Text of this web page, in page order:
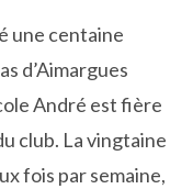
une centaine
d’Aimargues
André est fière
club. La vingtaine
fois par semaine,